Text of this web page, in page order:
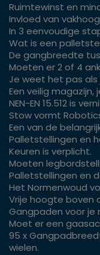
Ruimtewinst en
Invloed van
In 3 eenvoudige
Wat is een
De gangbreedte
Moeten er 2 of 4
Je weet het pas als
Een veilig magazijn,
NEN-EN 15.512 is
Stow vormt
Een van de
Palletstellingen en
Keuren is verplicht.
Moeten
Palletstellingen en
Het Normenwoud
Vrije hoogte boven
Gangpaden voor je
Moet er een
95 x
wielen.